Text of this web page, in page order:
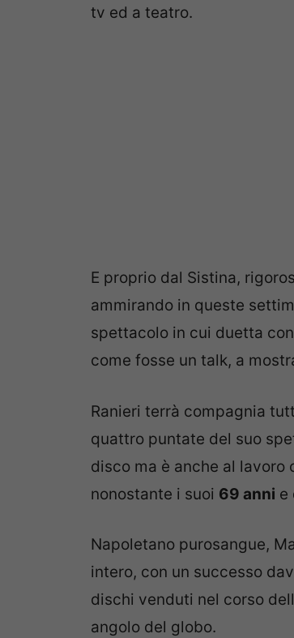
tv ed a teatro.
E proprio dal Sistina,
ammirando in queste
spettacolo in cui duetta
come fosse un talk, a
Ranieri terrà compagnia
quattro puntate del suo
disco ma è anche al lavoro
nonostante i suoi 69 anni e
Napoletano purosangue,
intero, con un successo
dischi venduti nel corso
angolo del globo.